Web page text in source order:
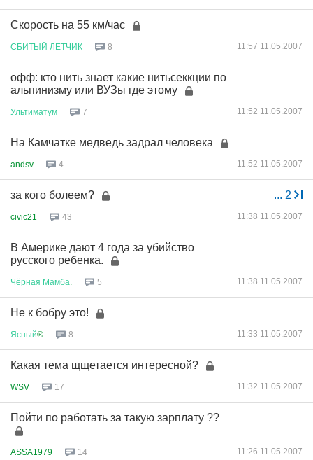
Скорость на 55 км/час
СБИТЫЙ ЛЕТЧИК 8 11:57 11.05.2007
офф: кто нить знает какие нитьсеккции по
альпинизму или ВУЗы где этому
Ультиматум 7 11:52 11.05.2007
На Камчатке медведь задрал человека
andsv 4 11:52 11.05.2007
... 2
за кого болеем?
civic21 43 11:38 11.05.2007
В Америке дают 4 года за убийство
русского ребенка.
Чёрная Мамба 5 11:38 11.05.2007
Не к бобру это!
Ясный® 8 11:33 11.05.2007
Какая тема щщетается интересной?
WSV 17 11:32 11.05.2007
Пойти по работать за такую зарплату ??
ASSA1979 14 11:26 11.05.2007